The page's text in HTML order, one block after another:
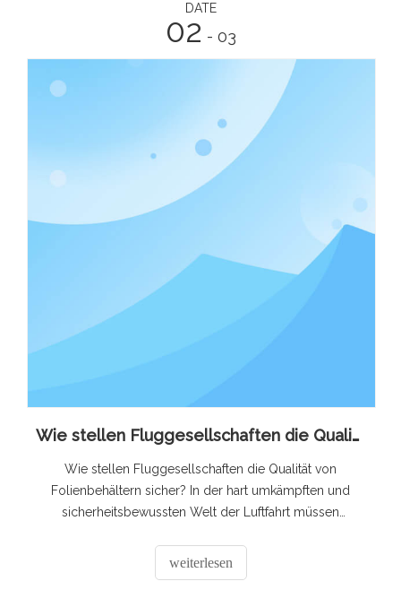
DATE
02 - 03
Wie stellen Fluggesellschaften die Qualität von Folienbehältern sicher?
Wie stellen Fluggesellschaften die Qualität von
Folienbehältern sicher? In der hart umkämpften und
sicherheitsbewussten Welt der Luftfahrt müssen
Borddienstleistungen größte Aufmerksamkeit schenken.
Ein solcher Bereich, der relativ banal erscheinen mag,
weiterlesen